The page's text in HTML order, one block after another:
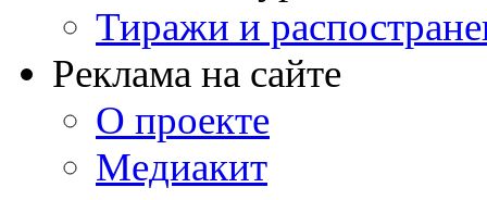
Тиражи и
Реклама на сайте
О проекте
Медиакит